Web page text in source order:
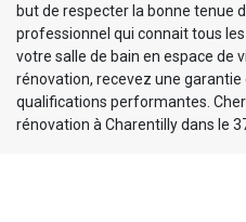
but de respecter la bonne tenue
professionnel qui connait tous
votre salle de bain en espace de
rénovation, recevez une
qualifications performantes.
rénovation à Charentilly dans le